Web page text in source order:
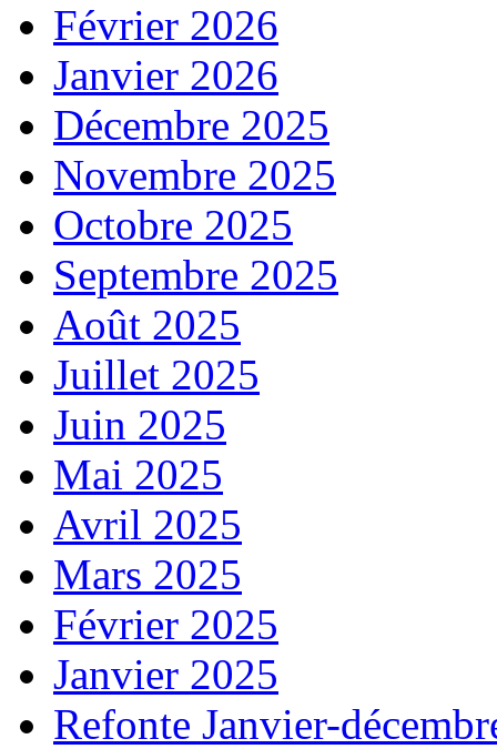
Février 2026
Janvier 2026
Décembre 2025
Novembre 2025
Octobre 2025
Septembre 2025
Août 2025
Juillet 2025
Juin 2025
Mai 2025
Avril 2025
Mars 2025
Février 2025
Janvier 2025
Refonte Janvier-